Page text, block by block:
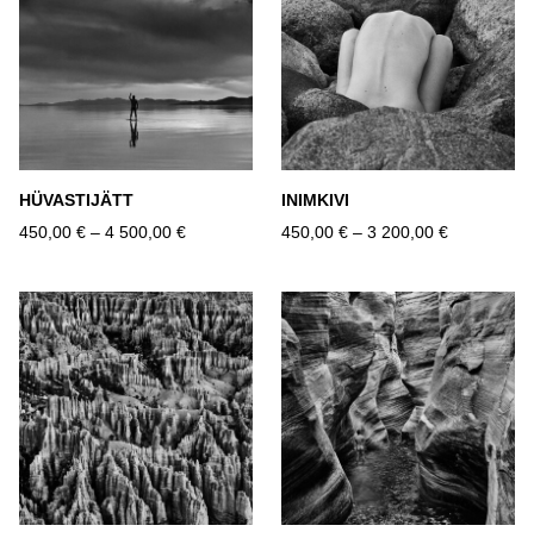
HÜVASTIJÄTT
450,00 € – 4 500,00 €
INIMKIVI
450,00 € – 3 200,00 €